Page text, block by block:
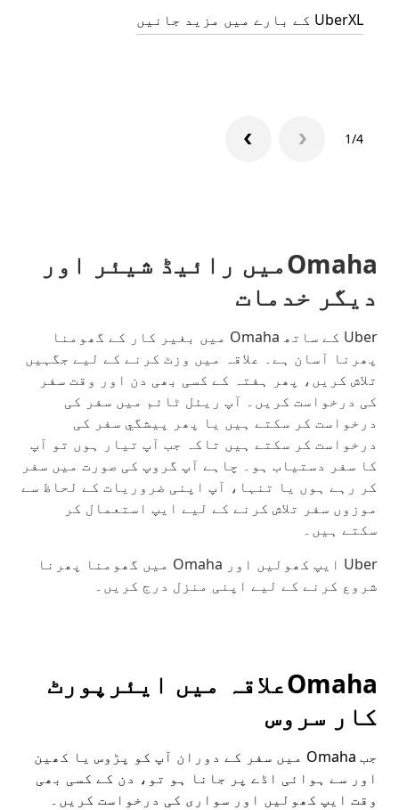
UberXL کے بارے میں مزید جانیں
1/4
Omahaمیں رائیڈ شیئر اور
دیگر خدمات
Uber کے ساتھ Omaha میں بغیر کار کے گھومنا
پھرنا آسان ہے۔ علاقہ میں وزٹ کرنے کے لیے جگہیں
تلاش کریں، پھر ہفتہ کے کسی بھی دن اور وقت سفر
کی درخواست کریں۔ آپ ریئل ٹائم میں سفر کی
درخواست کر سکتے ہیں یا پھر پیشگي سفر کی
درخواست کر سکتے ہیں تاکہ جب آپ تیار ہوں تو آپ
کا سفر دستیاب ہو۔ چاہے آپ گروپ کی صورت میں سفر
کر رہے ہوں یا تنہا، آپ اپنی ضروریات کے لحاظ سے
موزوں سفر تلاش کرنے کے لیے ایپ استعمال کر
سکتے ہیں۔
Uber ایپ کھولیں اور Omaha میں گھومنا پھرنا
شروع کرنے کے لیے اپنی منزل درج کریں۔
Omahaعلاقہ میں ایئرپورٹ
کار سروس
جب Omaha میں سفر کے دوران آپ کو پڑوس یا کھین
اور سے ہوائی اڈے پر جانا ہو تو، دن کے کسی بھی
وقت ایپ کھولیں اور سواری کی درخواست کریں۔